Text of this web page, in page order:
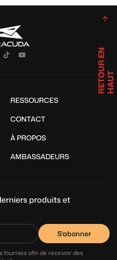
RESSOURCES
CONTACT
À PROPOS
AMBASSADEURS
produits et
S'abonner
fournies afin de recevoir des
R
E
TO
U
R
E
N
H
A
UT